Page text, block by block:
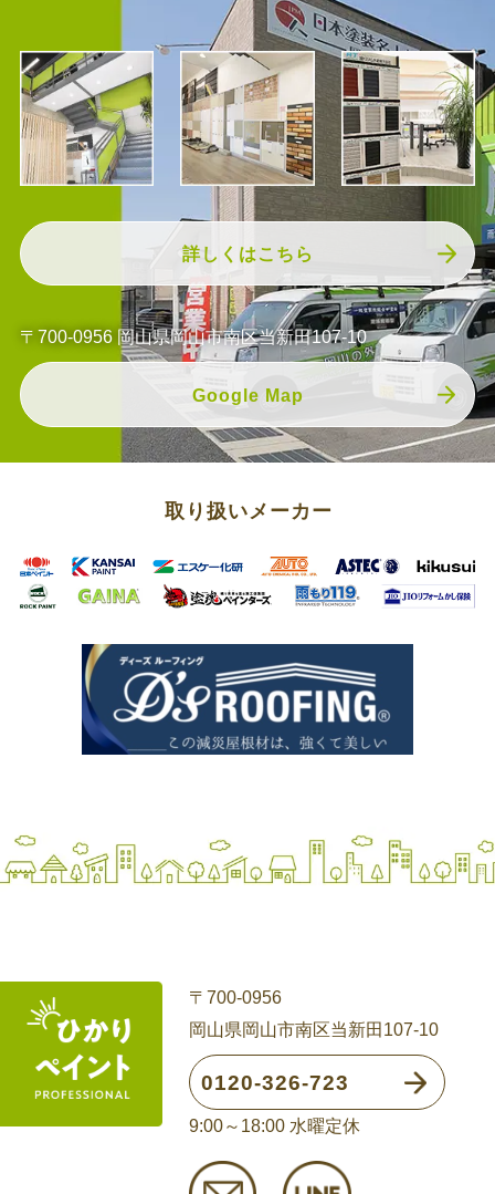
詳しくはこちら
〒700-0956 岡山県岡山市南区当新田107-10
Google Map
取り扱いメーカー
〒700-0956
岡山県岡山市南区当新田107-10
0120-326-723
9:00～18:00 水曜定休